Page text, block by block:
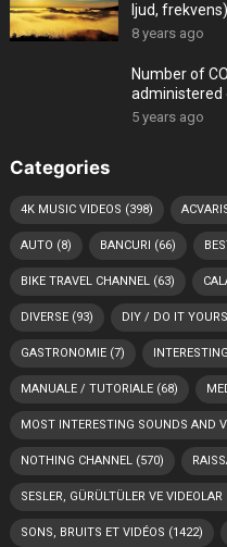
ljud,
8 years ago
Number of
administered
2021
5 years ago
Categories
4K MUSIC VIDEOS (398)
AUTO (8) BANCURI (66)
BIKE TRAVEL CHANNEL(63)
DIVERSE(93) DIY / DO IT
GASTRONOMIE(7)
MANUALE / TUTORIALE(68)
MOST INTERESTING SOUNDS AND
NOTHING CHANNEL(570)
SESLER, GÜRÜLTÜLER VE VIDEOLAR
SONS, BRUITS ET VIDÉOS (1422)